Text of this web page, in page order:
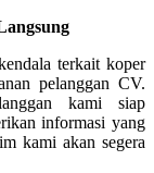
terkait koper
pelanggan CV.
kami siap
informasi yang
kami akan segera